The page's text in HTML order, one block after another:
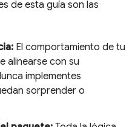
de esta guía son las
El comportamiento de tu
alinearse con su
implementes
sorprender o